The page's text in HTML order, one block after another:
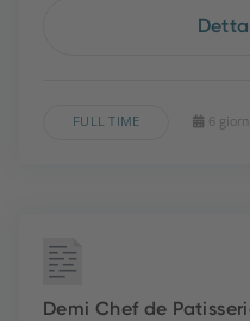
FULL TIME 6
Demi Chef de